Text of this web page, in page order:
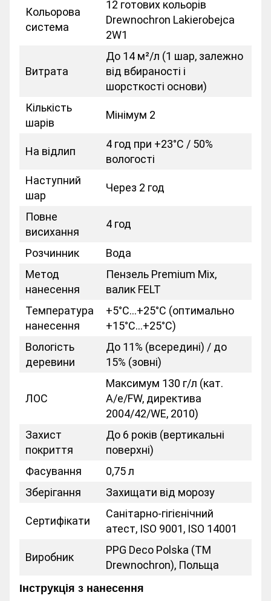
Кольорова
система
12 готових кольорів
Drewnochron Lakierobejca
2W1
Витрата
До 14 м²/л (1 шар, залежно
від вбираності і
шорсткості основи)
Кількість
шарів
Мінімум 2
На відлип
4 год при +23°C / 50%
вологості
Наступний
шар
Через 2 год
Повне
висихання
4 год
Розчинник
Вода
Метод
нанесення
Пензель Premium Mix,
валик FELT
Температура
нанесення
+5°C…+25°C (оптимально
+15°C…+25°C)
Вологість
деревини
До 11% (всередині) / до
15% (зовні)
ЛОС
Максимум 130 г/л (кат.
A/e/FW, директива
2004/42/WE, 2010)
Захист
покриття
До 6 років (вертикальні
поверхні)
Фасування
0,75 л
Зберігання
Захищати від морозу
Сертифікати
Санітарно-гігієнічний
атест, ISO 9001, ISO 14001
Виробник
PPG Deco Polska (ТМ
Drewnochron), Польща
Інструкція з нанесення